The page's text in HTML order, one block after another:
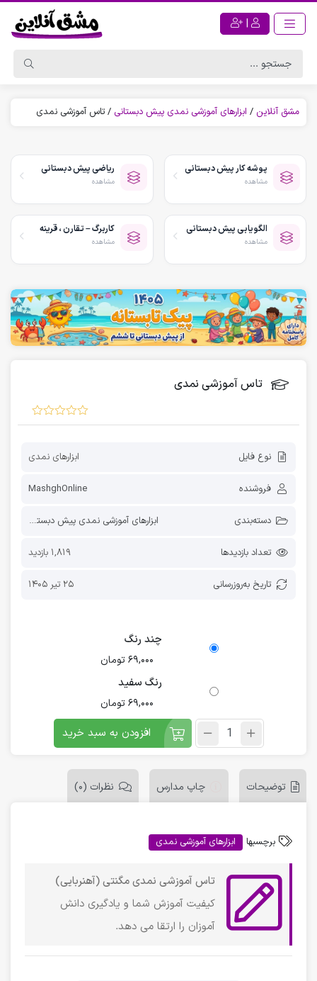
|
مشق آنلاین / ابزارهای آموزشی نمدی پیش دبستانی / تاس آموزشی نمدی
پوشه کار پیش دبستانی
مشاهده
ریاضی پیش دبستانی
مشاهده
الگویابی پیش دبستانی
مشاهده
کاربرگ – تقارن ، قرینه
مشاهده
تاس آموزشی نمدی
نوع فایل ابزارهای نمدی
فروشنده MashghOnline
دسته‌بندی ابزارهای آموزشی نمدی پیش دبستانی
تعداد بازدیدها 1,819 بازدید
تاریخ به‌روز‌رسانی 25 تیر 1405
چند رنگ
69,000 تومان
رنگ سفید
69,000 تومان
افزودن به سبد خرید
توضیحات چاپ مدارس نظرات (0)
برچسبها ابزارهای آموزشی نمدی
تاس آموزشی نمدی مگنتی (آهنربایی)
کیفیت آموزش شما و یادگیری دانش
آموزان را ارتقا می دهد.